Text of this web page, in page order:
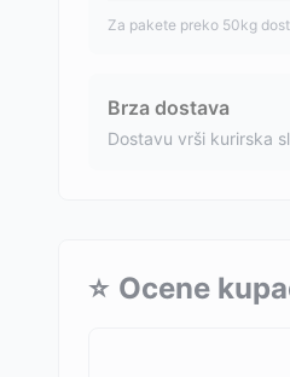
Za pakete preko 50kg
Brza dostava
Dostavu vrši kurirska
⭐ Ocene